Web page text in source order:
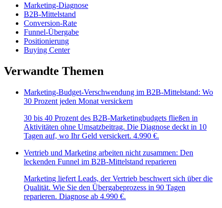
Marketing-Diagnose
B2B-Mittelstand
Conversion-Rate
Funnel-Übergabe
Positionierung
Buying Center
Verwandte Themen
Marketing-Budget-Verschwendung im B2B-Mittelstand: Wo
30 Prozent jeden Monat versickern
30 bis 40 Prozent des B2B-Marketingbudgets fließen in
Aktivitäten ohne Umsatzbeitrag. Die Diagnose deckt in 10
Tagen auf, wo Ihr Geld versickert. 4.990 €.
Vertrieb und Marketing arbeiten nicht zusammen: Den
leckenden Funnel im B2B-Mittelstand reparieren
Marketing liefert Leads, der Vertrieb beschwert sich über die
Qualität. Wie Sie den Übergabeprozess in 90 Tagen
reparieren. Diagnose ab 4.990 €.